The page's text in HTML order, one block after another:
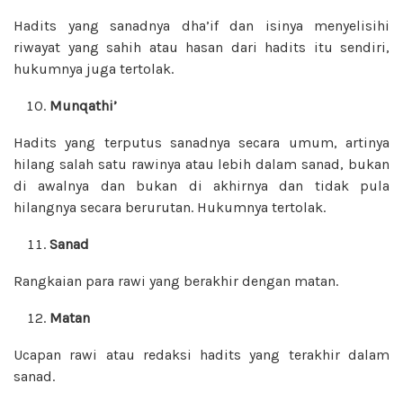
Hadits yang sanadnya dha’if dan isinya menyelisihi
riwayat yang sahih atau hasan dari hadits itu sendiri,
hukumnya juga tertolak.
Munqathi’
Hadits yang terputus sanadnya secara umum, artinya
hilang salah satu rawinya atau lebih dalam sanad, bukan
di awalnya dan bukan di akhirnya dan tidak pula
hilangnya secara berurutan. Hukumnya tertolak.
Sanad
Rangkaian para rawi yang berakhir dengan matan.
Matan
Ucapan rawi atau redaksi hadits yang terakhir dalam
sanad.